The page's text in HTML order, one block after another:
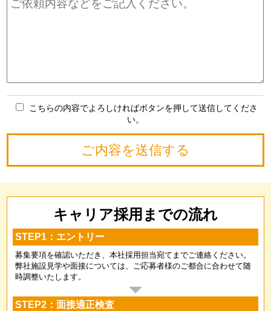
こちらの内容でよろしければボタンを押して送信してくださ
い。
キャリア採用までの流れ
STEP1：エントリー
募集要項を確認いただき、本社採用担当宛てまでご連絡ください。
弊社施設見学や面接については、ご応募者様のご都合に合わせて随
時調整いたします。
STEP2：面接適正検査